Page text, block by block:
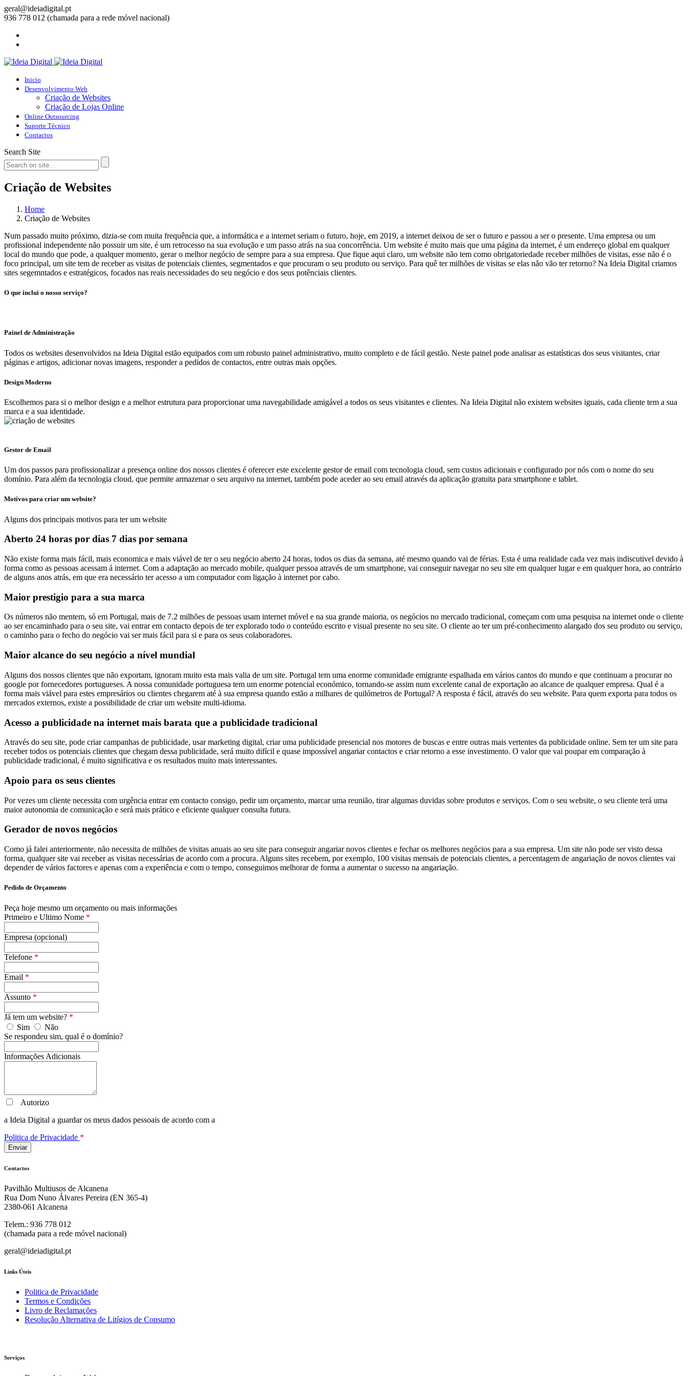
geral@ideiadigital.pt
936 778 012 (chamada para a rede móvel nacional)
Inicio
Desenvolvimento Web
Criação de Websites
Criação de Lojas Online
Online Outsourcing
Suporte Técnico
Contactos
Search Site
Criação de Websites
Home
Criação de Websites
Num passado muito próximo, dizia-se com muita frequência que, a informática e a internet seriam o futuro, hoje, em 2019, a internet deixou de ser o futuro e passou a ser o presente. Uma empresa ou um
profissional independente não possuir um site, é um retrocesso na sua evolução e um passo atrás na sua concorrência. Um website é muito mais que uma página da internet, é um endereço global em qualquer
local do mundo que pode, a qualquer momento, gerar o melhor negócio de sempre para a sua empresa. Que fique aqui claro, um website não tem como obrigatoriedade receber milhões de visitas, esse não é o
foco principal, um site tem de receber as visitas de potenciais clientes, segmentados e que procuram o seu produto ou serviço. Para quê ter milhões de visitas se elas não vão ter retorno? Na Ideia Digital criamos
sites segemntados e estratégicos, focados nas reais necessidades do seu negócio e dos seus potênciais clientes.
O que inclui o nosso serviço?
Painel de Administração
Todos os websites desenvolvidos na Ideia Digital estão equipados com um robusto painel administrativo, muito completo e de fácil gestão. Neste painel pode analisar as estatísticas dos seus visitantes, criar
páginas e artigos, adicionar novas imagens, responder a pedidos de contactos, entre outras mais opções.
Design Moderno
Escolhemos para si o melhor design e a melhor estrutura para proporcionar uma navegabilidade amigável a todos os seus visitantes e clientes. Na Ideia Digital não existem websites iguais, cada cliente tem a sua
marca e a sua identidade.
Gestor de Email
Um dos passos para profissionalizar a presença online dos nossos clientes é oferecer este excelente gestor de email com tecnologia cloud, sem custos adicionais e configurado por nós com o nome do seu
domínio. Para além da tecnologia cloud, que permite armazenar o seu arquivo na internet, também pode aceder ao seu email através da aplicação gratuita para smartphone e tablet.
Motivos para criar um website?
Alguns dos principais motivos para ter um website
Aberto 24 horas por dias 7 dias por semana
Não existe forma mais fácil, mais economica e mais viável de ter o seu negócio aberto 24 horas, todos os dias da semana, até mesmo quando vai de férias. Esta é uma realidade cada vez mais indiscutivel devido à
forma como as pessoas acessam á internet. Com a adaptação ao mercado mobile, qualquer pessoa através de um smartphone, vai conseguir navegar no seu site em qualquer lugar e em qualquer hora, ao contrário
de alguns anos atrás, em que era necessário ter acesso a um computador com ligação à internet por cabo.
Maior prestigio para a sua marca
Os números não mentem, só em Portugal, mais de 7.2 milhões de pessoas usam internet móvel e na sua grande maioria, os negócios no mercado tradicional, começam com uma pesquisa na internet onde o cliente
ao ser encaminhado para o seu site, vai entrar em contacto depois de ter explorado todo o conteúdo escrito e visual presente no seu site. O cliente ao ter um pré-conhecimento alargado dos seu produto ou serviço,
o caminho para o fecho do negócio vai ser mais fácil para si e para os seus colaboradores.
Maior alcance do seu negócio a nível mundial
Alguns dos nossos clientes que não exportam, ignoram muito esta mais valia de um site. Portugal tem uma enorme comunidade emigrante espalhada em vários cantos do mundo e que continuam a procurar no
google por fornecedores portugueses. A nossa comunidade portuguesa tem um enorme potencial económico, tornando-se assim num excelente canal de exportação ao alcance de qualquer empresa. Qual é a
forma mais viável para estes empresários ou clientes chegarem até à sua empresa quando estão a milhares de quilómetros de Portugal? A resposta é fácil, através do seu website. Para quem exporta para todos os
mercados externos, existe a possibilidade de criar um website multi-idioma.
Acesso a publicidade na internet mais barata que a publicidade tradicional
Através do seu site, pode criar campanhas de publicidade, usar marketing digital, criar uma publicidade presencial nos motores de buscas e entre outras mais vertentes da publicidade online. Sem ter um site para
receber todos os potenciais clientes que chegam dessa publicidade, será muito difícil e quase impossível angariar contactos e criar retorno a esse investimento. O valor que vai poupar em comparação à
publicidade tradicional, é muito significativa e os resultados muito mais interessantes.
Apoio para os seus clientes
Por vezes um cliente necessita com urgência entrar em contacto consigo, pedir um orçamento, marcar uma reunião, tirar algumas duvidas sobre produtos e serviços. Com o seu website, o seu cliente terá uma
maior autonomia de comunicação e será mais prático e eficiente qualquer consulta futura.
Gerador de novos negócios
Como já falei anteriormente, não necessita de milhões de visitas anuais ao seu site para conseguir angariar novos clientes e fechar os melhores negócios para a sua empresa. Um site não pode ser visto dessa
forma, qualquer site vai receber as visitas necessárias de acordo com a procura. Alguns sites recebem, por exemplo, 100 visitas mensais de potenciais clientes, a percentagem de angariação de novos clientes vai
depender de vários factores e apenas com a experiência e com o tempo, conseguimos melhorar de forma a aumentar o sucesso na angariação.
Pedido de Orçamento
Peça hoje mesmo um orçamento ou mais informações
Primeiro e Ultimo Nome *
Empresa (opcional)
Telefone *
Email *
Assunto *
Já tem um website? *
Sim
Não
Se respondeu sim, qual é o domínio?
Informações Adicionais
Autorizo
a Ideia Digital a guardar os meus dados pessoais de acordo com a
Politica de Privacidade *
Contactos
Pavilhão Multiusos de Alcanena
Rua Dom Nuno Álvares Pereira (EN 365-4)
2380-061 Alcanena
Telem.: 936 778 012
(chamada para a rede móvel nacional)
geral@ideiadigital.pt
Links Úteis
Politica de Privacidade
Termos e Condições
Livro de Reclamações
Resolução Alternativa de Litígios de Consumo
Serviços